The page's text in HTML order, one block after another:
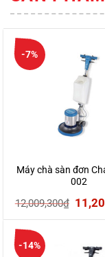
-7%
Máy chà sàn đơn
002
12,009,300₫ Giá
gốc
-14%